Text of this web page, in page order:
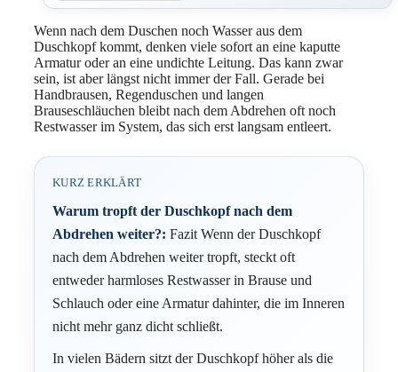
Wenn nach dem Duschen noch Wasser aus dem
Duschkopf kommt, denken viele sofort an eine kaputte
Armatur oder an eine undichte Leitung. Das kann zwar
sein, ist aber längst nicht immer der Fall. Gerade bei
Handbrausen, Regenduschen und langen
Brauseschläuchen bleibt nach dem Abdrehen oft noch
Restwasser im System, das sich erst langsam entleert.
KURZ ERKLÄRT
Warum tropft der Duschkopf nach dem
Abdrehen weiter?: Fazit Wenn der Duschkopf
nach dem Abdrehen weiter tropft, steckt oft
entweder harmloses Restwasser in Brause und
Schlauch oder eine Armatur dahinter, die im Inneren
nicht mehr ganz dicht schließt.
In vielen Bädern sitzt der Duschkopf höher als die